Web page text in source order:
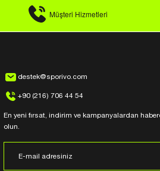
Müşteri Hizmetleri
destek@sporivo.com
+90 (216) 706 44 54
En yeni fırsat, indirim ve kampanyalardan
olun.